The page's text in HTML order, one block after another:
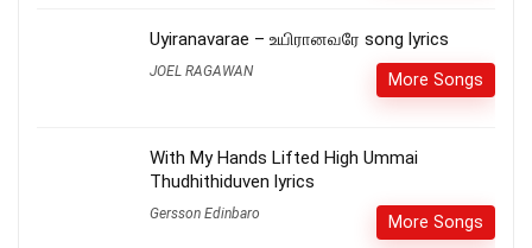
Uyiranavarae – உயிரானவரே song lyrics
JOEL RAGAWAN More Songs
With My Hands Lifted High Ummai
Thudhithiduven lyrics
Gersson Edinbaro More Songs